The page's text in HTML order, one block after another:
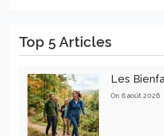
Top 5 Articles
On 6 août 2026